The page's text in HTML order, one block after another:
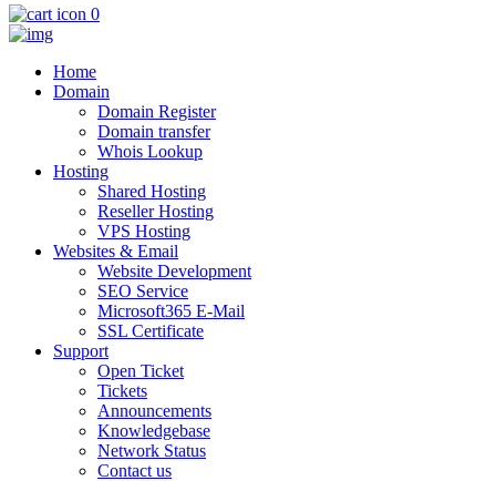
0
Home
Domain
Domain Register
Domain transfer
Whois Lookup
Hosting
Shared Hosting
Reseller Hosting
VPS Hosting
Websites & Email
Website Development
SEO Service
Microsoft365 E-Mail
SSL Certificate
Support
Open Ticket
Tickets
Announcements
Knowledgebase
Network Status
Contact us